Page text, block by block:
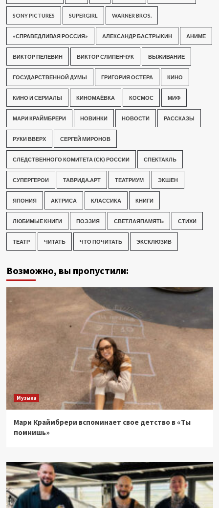
SONY PICTURES SUPERGIRL WARNER BROS.
«СПРАВЕДЛИВАЯ РОССИЯ» АЛЕКСАНДР БАСТРЫКИН АНИМЕ
ВИКТОР ПЕЛЕВИН ВИКТОР СЛИПЕНЧУК ВЫЖИВАНИЕ
ГОСУДАРСТВЕННОЙ ДУМЫ ГРИГОРИЯ ОСТЕРА КИНО
КИНО И СЕРИАЛЫ КИНОМАЁВКА КОСМОС МИФ
МАРИ КРАЙМБРЕРИ НОВИНКИ НОВОСТИ РАССКАЗЫ
РУКИ ВВЕРХ СЕРГЕЙ МИРОНОВ
СЛЕДСТВЕННОГО КОМИТЕТА (СК) РОССИИ СПЕКТАКЛЬ
СУПЕРГЕРОИ ТАВРИДА.АРТ ТЕАТРИУМ ЭКШЕН
ЯПОНИЯ АКТРИСА КЛАССИКА КНИГИ
ЛЮБИМЫЕ КНИГИ ПОЭЗИЯ СВЕТЛАЯПАМЯТЬ СТИХИ
ТЕАТР ЧИТАТЬ ЧТО ПОЧИТАТЬ ЭКСКЛЮЗИВ
Возможно, вы пропустили:
Музыка
Мари Краймбрери вспоминает свое детство в «Ты
помнишь»